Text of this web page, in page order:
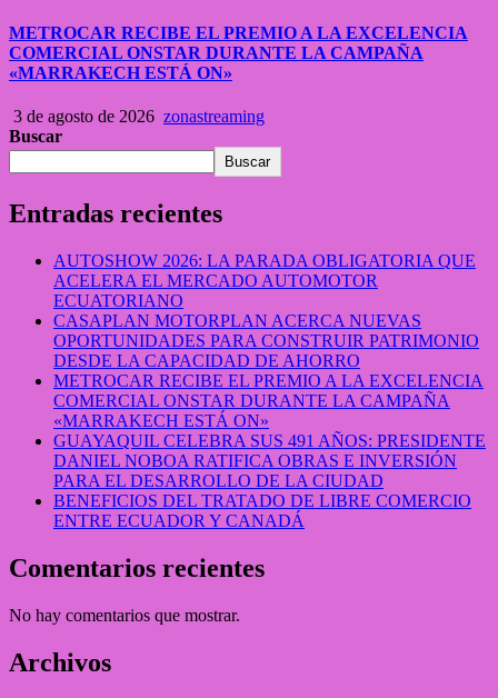
METROCAR RECIBE EL PREMIO A LA EXCELENCIA
COMERCIAL ONSTAR DURANTE LA CAMPAÑA
«MARRAKECH ESTÁ ON»
3 de agosto de 2026 zonastreaming
Buscar
Buscar
Entradas recientes
AUTOSHOW 2026: LA PARADA OBLIGATORIA QUE
ACELERA EL MERCADO AUTOMOTOR
ECUATORIANO
CASAPLAN MOTORPLAN ACERCA NUEVAS
OPORTUNIDADES PARA CONSTRUIR PATRIMONIO
DESDE LA CAPACIDAD DE AHORRO
METROCAR RECIBE EL PREMIO A LA EXCELENCIA
COMERCIAL ONSTAR DURANTE LA CAMPAÑA
«MARRAKECH ESTÁ ON»
GUAYAQUIL CELEBRA SUS 491 AÑOS: PRESIDENTE
DANIEL NOBOA RATIFICA OBRAS E INVERSIÓN
PARA EL DESARROLLO DE LA CIUDAD
BENEFICIOS DEL TRATADO DE LIBRE COMERCIO
ENTRE ECUADOR Y CANADÁ
Comentarios recientes
No hay comentarios que mostrar.
Archivos